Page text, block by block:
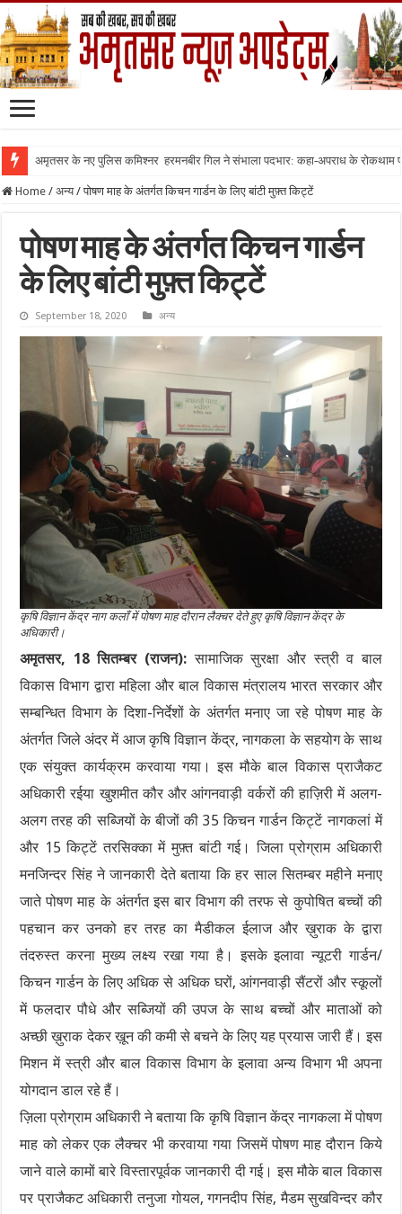
अमृतसर के नए पुलिस कमिश्नर हरमनबीर गिल ने संभाला पदभार: कहा-अपराध के रोकथाम
Home / अन्य / पोषण माह के अंतर्गत किचन गार्डन के लिए बांटी मुफ़्त किट्टें
पोषण माह के अंतर्गत किचन गार्डन
के लिए बांटी मुफ़्त किट्टें
September 18, 2020 अन्य
कृषि विज्ञान केंद्र नाग कलाँ में पोषण माह दौरान लैक्चर देते हुए कृषि विज्ञान केंद्र के
अधिकारी।
अमृतसर, 18 सितम्बर (राजन):सामाजिक सुरक्षा और स्त्री व बाल
विकास विभाग द्वारा महिला और बाल विकास मंत्रालय भारत सरकार और
सम्बन्धित विभाग के दिशा-निर्देशों के अंतर्गत मनाए जा रहे पोषण माह के
अंतर्गत जिले अंदर में आज कृषि विज्ञान केंद्र, नागकला के सहयोग के साथ
एक संयुक्त कार्यक्रम करवाया गया। इस मौके बाल विकास प्राजैकट
अधिकारी रईया खुशमीत कौर और आंगनवाड़ी वर्करों की हाज़िरी में अलग-
अलग तरह की सब्जियों के बीजों की 35 किचन गार्डन किट्टें नागकलां में
और 15 किट्टें तरसिक्का में मुफ़्त बांटी गई। जिला प्रोग्राम अधिकारी
मनजिन्दर सिंह ने जानकारी देते बताया कि हर साल सितम्बर महीने मनाए
जाते पोषण माह के अंतर्गत इस बार विभाग की तरफ से कुपोषित बच्चों की
पहचान कर उनको हर तरह का मैडीकल ईलाज और ख़ुराक के द्वारा
तंदरुस्त करना मुख्य लक्ष्य रखा गया है। इसके इलावा न्यूटरी गार्डन/
किचन गार्डन के लिए अधिक से अधिक घरों, आंगनवाड़ी सैंटरों और स्कूलों
में फलदार पौधे और सब्जियों की उपज के साथ बच्चों और माताओं को
अच्छी ख़ुराक देकर ख़ून की कमी से बचने के लिए यह प्रयास जारी हैं। इस
मिशन में स्त्री और बाल विकास विभाग के इलावा अन्य विभाग भी अपना
योगदान डाल रहे हैं।
ज़िला प्रोग्राम अधिकारी ने बताया कि कृषि विज्ञान केंद्र नागकला में पोषण
माह को लेकर एक लैक्चर भी करवाया गया जिसमें पोषण माह दौरान किये
जाने वाले कामों बारे विस्तारपूर्वक जानकारी दी गई। इस मौके बाल विकास
पर प्राजैकट अधिकारी तनुजा गोयल, गगनदीप सिंह, मैडम सुखविन्दर कौर